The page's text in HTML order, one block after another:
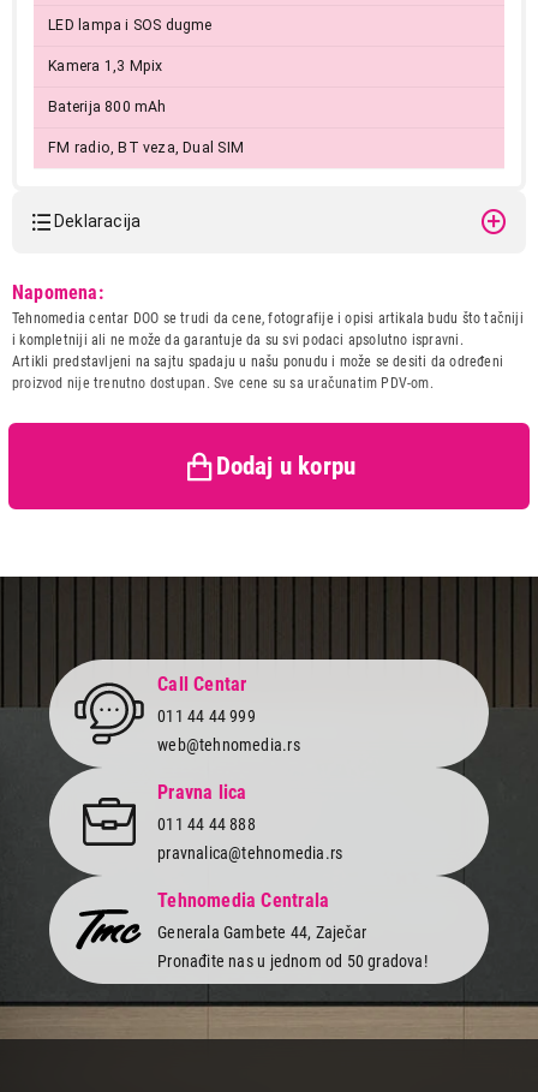
LED lampa i SOS dugme
Kamera 1,3 Mpix
Baterija 800 mAh
FM radio, BT veza, Dual SIM
Deklaracija
Naziv i vrsta robe:
MOBILNI TELEFON
Uvoznik:
OPTIBOX DOO BACKI
VINOGRADI
kupaca po osnovu zakona o
zaštiti potrošača
Napomena:
Tehnomedia centar DOO se trudi da cene, fotografije i opisi artikala budu što tačniji
i kompletniji ali ne može da garantuje da su svi podaci apsolutno ispravni.
Artikli predstavljeni na sajtu spadaju u našu ponudu i može se desiti da određeni
proizvod nije trenutno dostupan. Sve cene su sa uračunatim PDV-om.
Dodaj u korpu
5.999,00
MEANIT Senior Flip Max Black
Proizvod je dodat u korpu.
Završi kupovinu
Call Centar
011 44 44 999
web@tehnomedia.rs
Pravna lica
011 44 44 888
pravnalica@tehnomedia.rs
Tehnomedia Centrala
Generala Gambete 44, Zaječar
Pronađite nas u jednom od 50 gradova!